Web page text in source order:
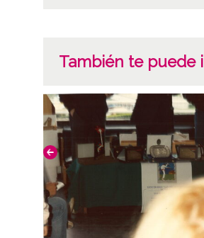
También te puede